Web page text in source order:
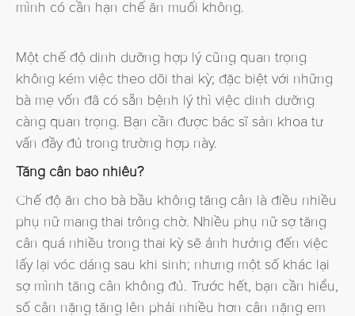
mình có cần hạn chế ăn muối không.
Một chế độ dinh dưỡng hợp lý cũng quan trọng
không kém việc theo dõi thai kỳ; đặc biệt với những
bà mẹ vốn đã có sẵn bệnh lý thì việc dinh dưỡng
càng quan trọng. Bạn cần được bác sĩ sản khoa tư
vấn đầy đủ trong trường hợp này.
Tăng cân bao nhiêu?
Chế độ ăn cho bà bầu không tăng cân là điều nhiều
phụ nữ mang thai trông chờ. Nhiều phụ nữ sợ tăng
cân quá nhiều trong thai kỳ sẽ ảnh hưởng đến việc
lấy lại vóc dáng sau khi sinh; nhưng một số khác lại
sợ mình tăng cân không đủ. Trước hết, bạn cần hiểu,
số cân nặng tăng lên phải nhiều hơn cân nặng em